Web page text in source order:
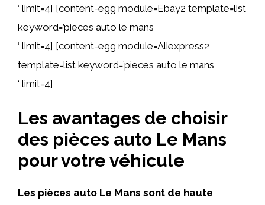
‘ limit=4] [content-egg module=Ebay2 template=list
keyword=’pieces auto le mans
‘ limit=4] [content-egg module=Aliexpress2
template=list keyword=’pieces auto le mans
‘ limit=4]
Les avantages de choisir
des pièces auto Le Mans
pour votre véhicule
Les pièces auto Le Mans sont de haute